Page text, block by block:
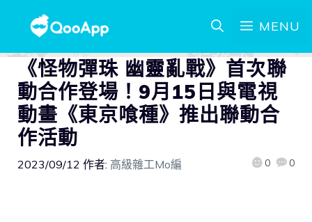
MENU
《怪物彈珠 幽靈亂戰》首次聯
動合作登場！9月15日與電視
動畫《東京喰種》推出聯動合
作活動
2023/09/12 作者: 高級雜工Mo編 0 0